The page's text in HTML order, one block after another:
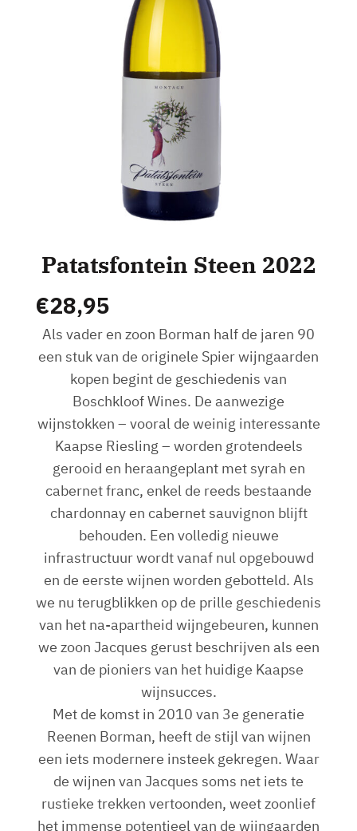
Patatsfontein Steen 2022
€28,95
Als vader en zoon Borman half de jaren 90
een stuk van de originele Spier wijngaarden
kopen begint de geschiedenis van
Boschkloof Wines. De aanwezige
wijnstokken – vooral de weinig interessante
Kaapse Riesling – worden grotendeels
gerooid en heraangeplant met syrah en
cabernet franc, enkel de reeds bestaande
chardonnay en cabernet sauvignon blijft
behouden. Een volledig nieuwe
infrastructuur wordt vanaf nul opgebouwd
en de eerste wijnen worden gebotteld. Als
we nu terugblikken op de prille geschiedenis
van het na-apartheid wijngebeuren, kunnen
we zoon Jacques gerust beschrijven als een
van de pioniers van het huidige Kaapse
wijnsucces.
Met de komst in 2010 van 3e generatie
Reenen Borman, heeft de stijl van wijnen
een iets modernere insteek gekregen. Waar
de wijnen van Jacques soms net iets te
rustieke trekken vertoonden, weet zoonlief
het immense potentieel van de wijngaarden